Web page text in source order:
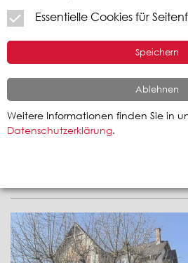
Objekt-Nr.: 102201A
Größe: 284,82 qm
Essentielle Cookies für
Speichern
Ablehnen
Weitere Informationen finden Sie in
Datenschutzerklärung.